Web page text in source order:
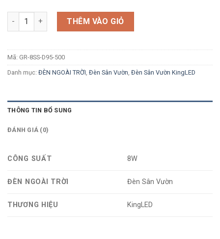
Số lượng THÊM VÀO GIỎ
Mã: GR-8SS-D95-500
Danh mục: ĐÈN NGOÀI TRỜI Đèn Sân Vườn Đèn Sân Vườn KingLED
THÔNG TIN BỔ SUNG
ĐÁNH GIÁ (0)
CÔNG SUẤT 8W
ĐÈN NGOÀI TRỜI Đèn Sân Vườn
THƯƠNG HIỆU KingLED